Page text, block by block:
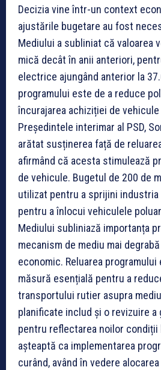
Decizia vine într-un context
ajustările bugetare au fost
Mediului a subliniat că valoarea
mică decât în anii anteriori,
electrice ajungând anterior la
programului este de a reduce
încurajarea achiziției de
Președintele interimar al PSD,
arătat susținerea față de
afirmând că acesta stimulează
de vehicule. Bugetul de 200 de
utilizat pentru a sprijini industria
pentru a înlocui vehiculele
Mediului subliniază importanța
mecanism de mediu mai
economic. Reluarea
măsură esențială pentru a
transportului rutier asupra
planificate includ și o revizuire a
pentru reflectarea noilor condiții
așteaptă ca implementarea
curând, având în vedere